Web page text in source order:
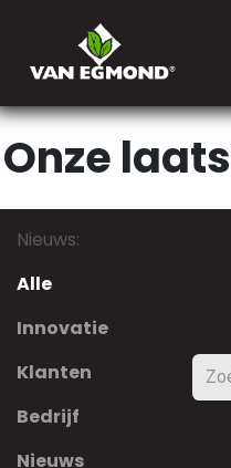
Onze
Nieuws:
Alle
Innovatie
Klanten
Bedrijf
Nieuws